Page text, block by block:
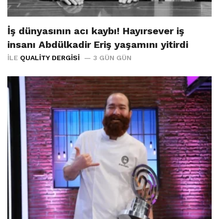
İş dünyasının acı kaybı! Hayırsever iş
insanı Abdülkadir Eriş yaşamını yitirdi
İLE QUALITY DERGISI 3 GÜN GÜN